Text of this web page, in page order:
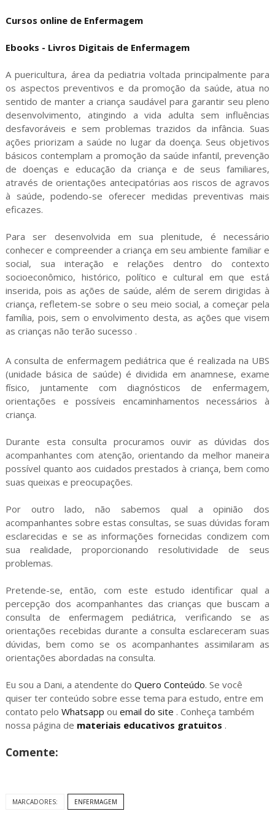
Cursos online de Enfermagem
Ebooks - Livros Digitais de Enfermagem
A puericultura, área da pediatria voltada principalmente para
os aspectos preventivos e da promoção da saúde, atua no
sentido de manter a criança saudável para garantir seu pleno
desenvolvimento, atingindo a vida adulta sem influências
desfavoráveis e sem problemas trazidos da infância. Suas
ações priorizam a saúde no lugar da doença. Seus objetivos
básicos contemplam a promoção da saúde infantil, prevenção
de doenças e educação da criança e de seus familiares,
através de orientações antecipatórias aos riscos de agravos
à saúde, podendo-se oferecer medidas preventivas mais
eficazes.
Para ser desenvolvida em sua plenitude, é necessário
conhecer e compreender a criança em seu ambiente familiar e
social, sua interação e relações dentro do contexto
socioeconômico, histórico, político e cultural em que está
inserida, pois as ações de saúde, além de serem dirigidas à
criança, refletem-se sobre o seu meio social, a começar pela
família, pois, sem o envolvimento desta, as ações que visem
as crianças não terão sucesso .
A consulta de enfermagem pediátrica que é realizada na UBS
(unidade básica de saúde) é dividida em anamnese, exame
físico, juntamente com diagnósticos de enfermagem,
orientações e possíveis encaminhamentos necessários à
criança.
Durante esta consulta procuramos ouvir as dúvidas dos
acompanhantes com atenção, orientando da melhor maneira
possível quanto aos cuidados prestados à criança, bem como
suas queixas e preocupações.
Por outro lado, não sabemos qual a opinião dos
acompanhantes sobre estas consultas, se suas dúvidas foram
esclarecidas e se as informações fornecidas condizem com
sua realidade, proporcionando resolutividade de seus
problemas.
Pretende-se, então, com este estudo identificar qual a
percepção dos acompanhantes das crianças que buscam a
consulta de enfermagem pediátrica, verificando se as
orientações recebidas durante a consulta esclareceram suas
dúvidas, bem como se os acompanhantes assimilaram as
orientações abordadas na consulta.
Eu sou a Dani, a atendente do Quero Conteúdo. Se você
quiser ter conteúdo sobre esse tema para estudo, entre em
contato pelo Whatsapp ou email do site . Conheça também
nossa página de materiais educativos gratuitos .
Comente:
MARCADORES: ENFERMAGEM